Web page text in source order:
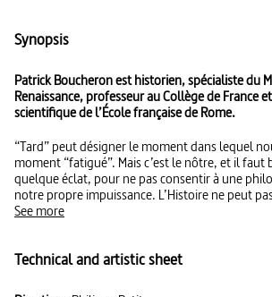
Synopsis
Patrick Boucheron est historien, spécialiste du
Renaissance, professeur au Collège de France
scientifique de l’École française de Rome.
“Tard” peut désigner le moment dans lequel
moment “fatigué”. Mais c’est le nôtre, et il
quelque éclat, pour ne pas consentir à une
notre propre impuissance. L’Histoire ne peut
désolé des évènements qui arrivent trop tard.
tard.
See more
Technical and artistic sheet